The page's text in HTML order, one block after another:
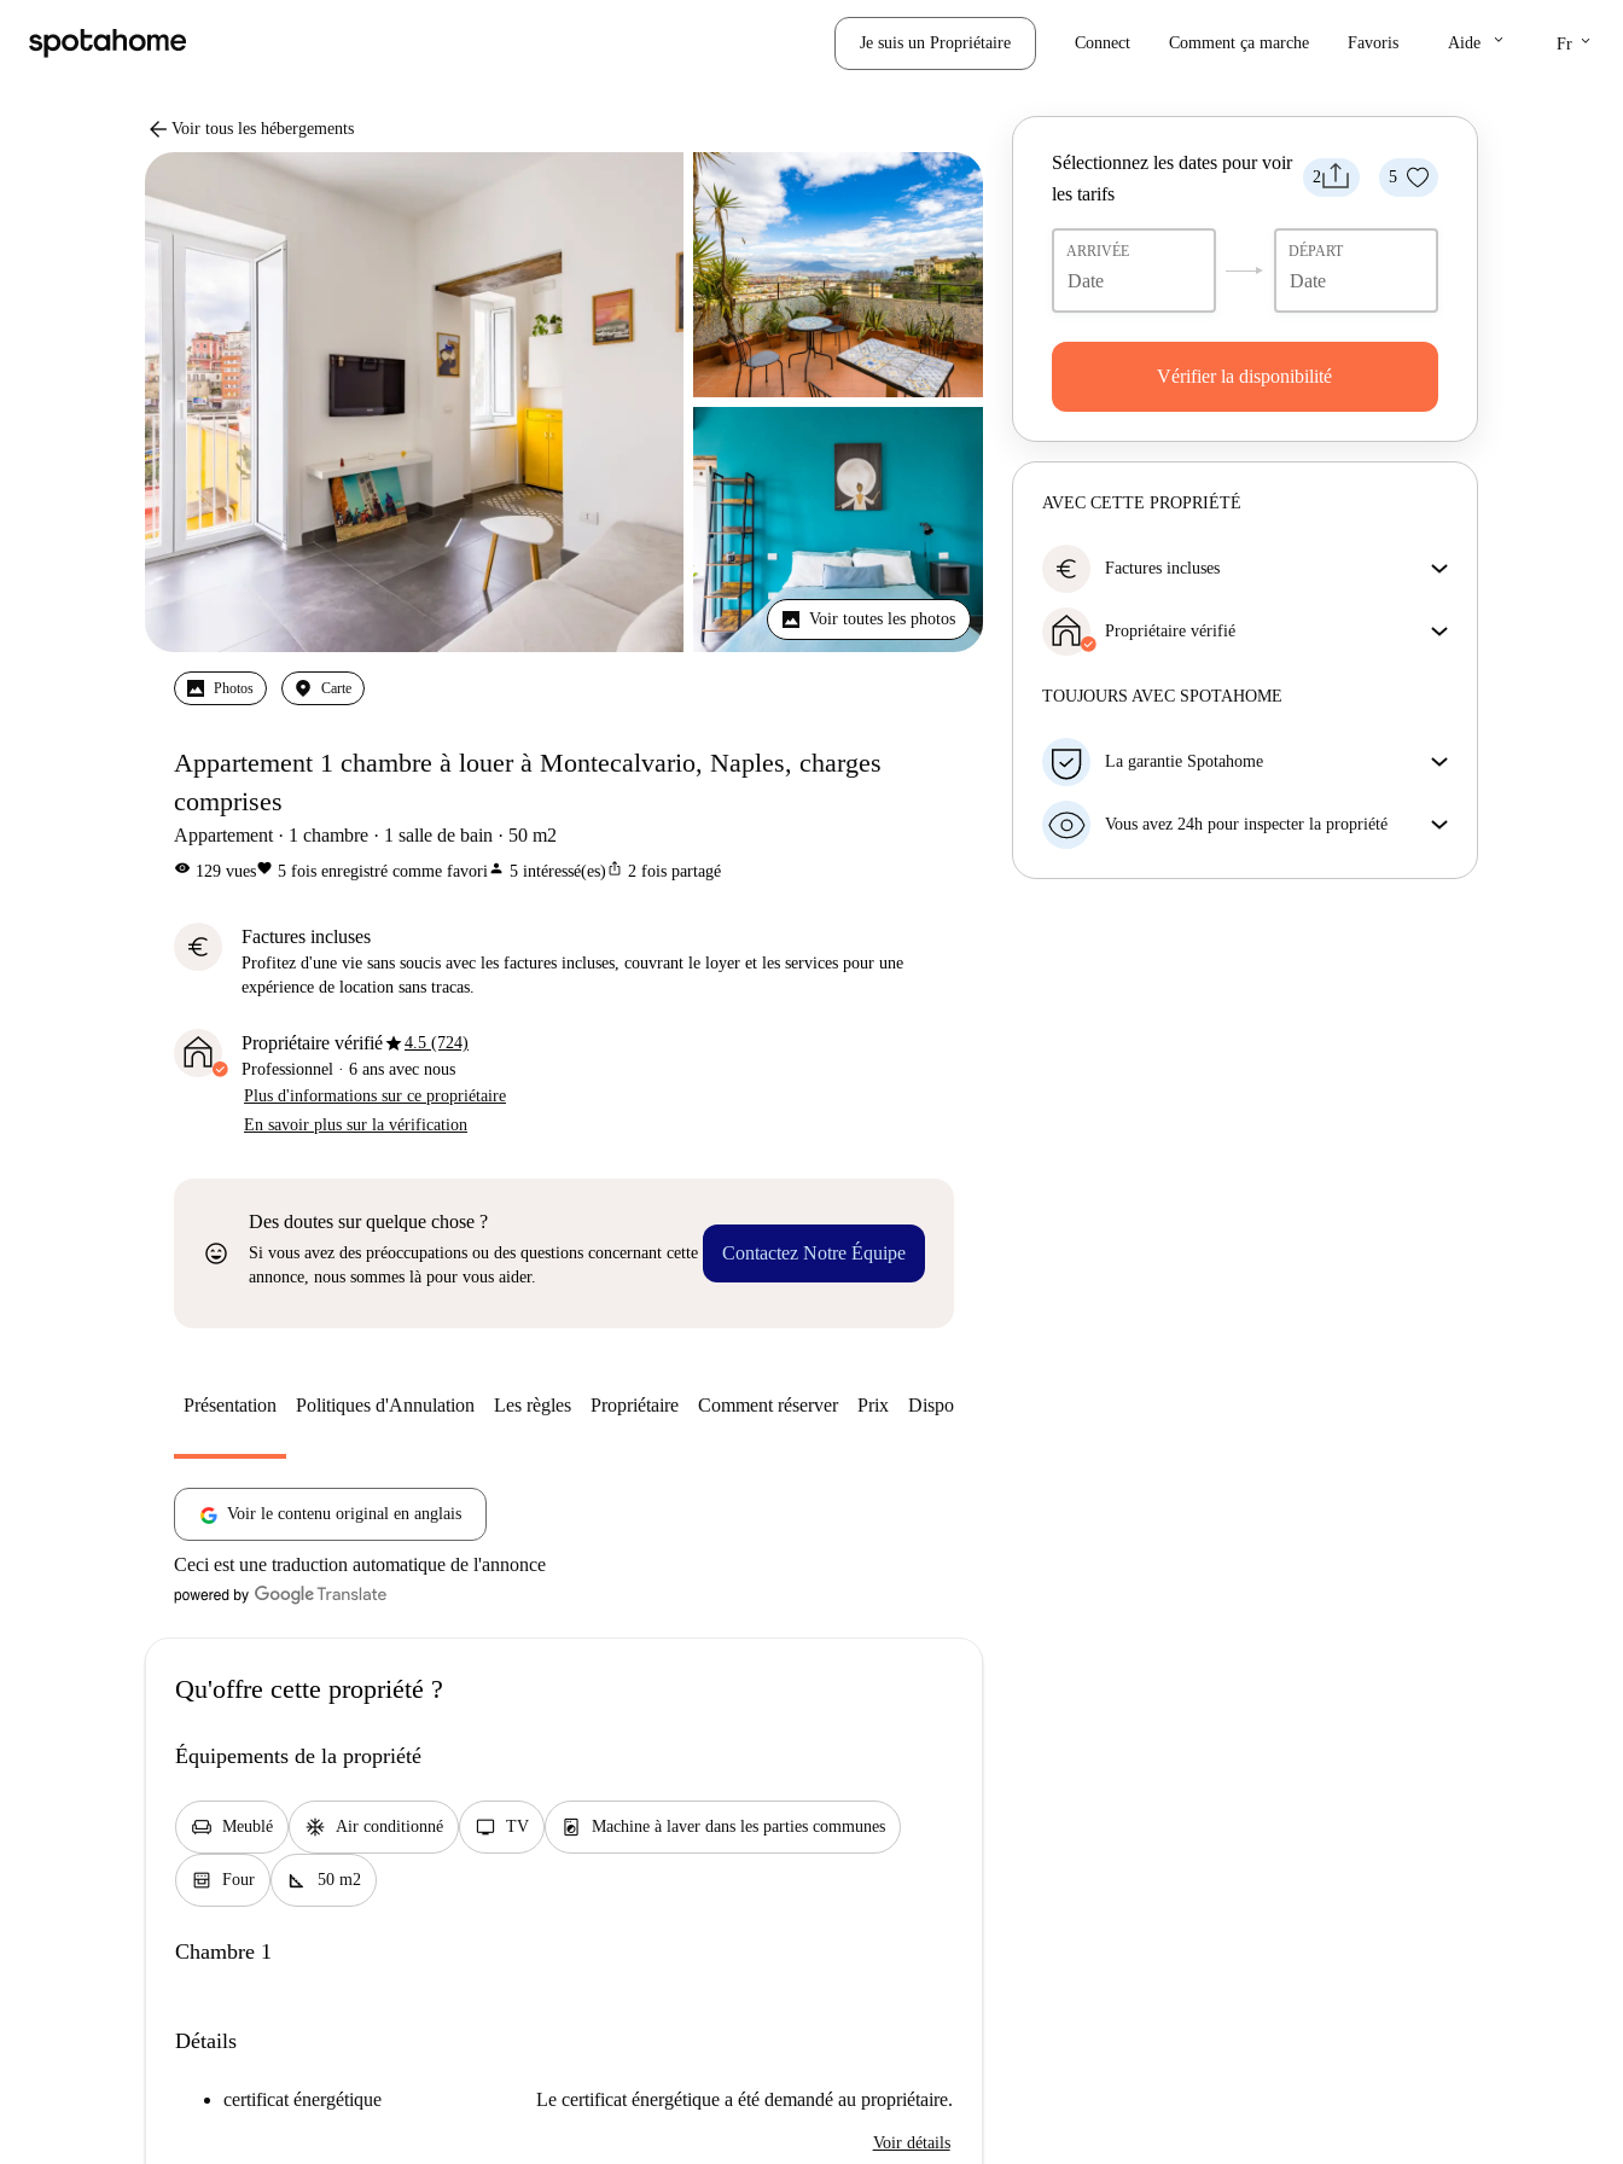
Je suis un Propriétaire Connect Comment ça marche Favoris Aide keyboard_arrow_down Fr keyboard_arrow_down
arrow_back Voir tous les hébergements
Voir toutes les photos
Photos Carte
Appartement 1 chambre à louer à Montecalvario, Naples, charges
comprises
Appartement 1 chambre 1 salle de bain 50 m2
visibility 129 vuesfavorite 5 fois enregistré comme favoriperson 5 intéressé(es) ios_share 2 fois partagé
euro Factures incluses
Profitez d'une vie sans soucis avec les factures incluses, couvrant le loyer et les services pour une
expérience de location sans tracas.
Propriétaire vérifiéstar4.5 (724)
Professionnel · 6 ans avec nous
Plus d'informations sur ce propriétaire
En savoir plus sur la vérification
sentiment_very_satisfied
Des doutes sur quelque chose ?
Si vous avez des préoccupations ou des questions concernant cette
annonce, nous sommes là pour vous aider.
Contactez Notre Équipe
2 5
Sélectionnez les dates pour voir
les tarifs
ARRIVÉE DÉPART
Vérifier la disponibilité
AVEC CETTE PROPRIÉTÉ
euro Factures incluses
incluses, couvrant le loyer et les services pour une
expérience de location sans tracas.
Propriétaire vérifié
Plus d'informations sur ce propriétaire
TOUJOURS AVEC SPOTAHOME
La garantie Spotahome
préavis, nous allons soit (A) vous payer une chambre
soit (B) vous rembourser en totalité.
Vous avez 24h pour inspecter la propriété
Présentation Politiques d'Annulation Les règles Propriétaire Comment réserver Prix Disponibilités
Voir le contenu original en anglais
Ceci est une traduction automatique de l'annonce
Qu'offre cette propriété ?
Équipements de la propriété
chair Meublé ac_unit Air conditionné tv TV local_laundry_service Machine à laver dans les parties communes
oven_gen Four square_foot 50 m2
Chambre 1
Détails
certificat énergétique Le certificat énergétique a été demandé au propriétaire.
Voir détails